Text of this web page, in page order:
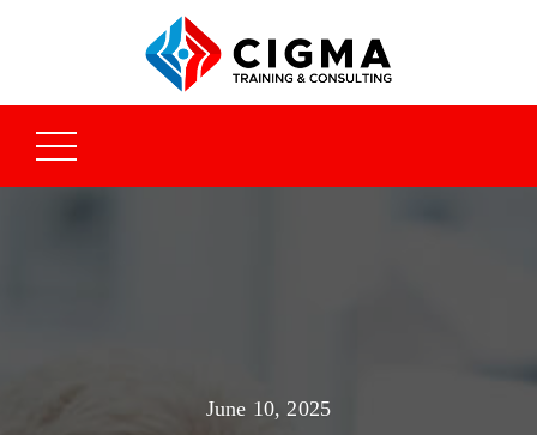
June 10, 2025